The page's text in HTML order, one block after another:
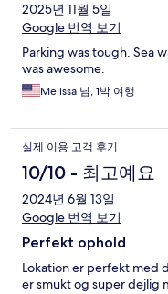
2025년 11월 5일
Google 번역 보기
Parking was tough. Sea
was awesome.
Melissa 님, 1박 여행
실제 이용 고객 후기
10/10 - 최고예요
2024년 6월 13일
Google 번역 보기
Perfekt ophold
Lokation er perfekt med
er smukt og super dejlig